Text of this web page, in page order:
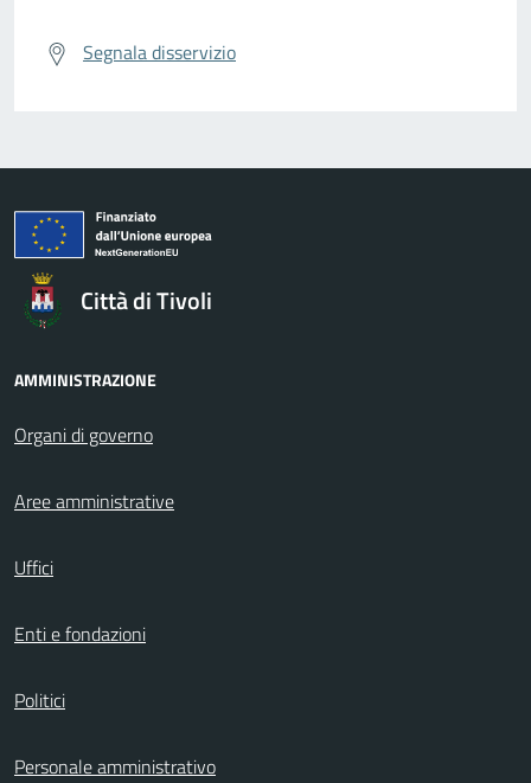
Segnala disservizio
Città di Tivoli
AMMINISTRAZIONE
Organi di governo
Aree amministrative
Uffici
Enti e fondazioni
Politici
Personale amministrativo